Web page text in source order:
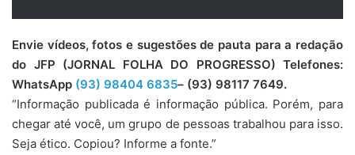
Envie vídeos, fotos e sugestões de pauta para a redação
do JFP (JORNAL FOLHA DO PROGRESSO) Telefones:
WhatsApp (93) 98404 6835– (93) 98117 7649.
“Informação publicada é informação pública. Porém, para
chegar até você, um grupo de pessoas trabalhou para isso.
Seja ético. Copiou? Informe a fonte.”